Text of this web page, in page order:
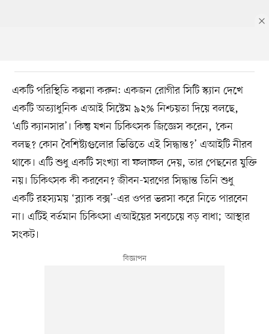
একটি পরিস্থিতি কল্পনা করুন: একজন রোগীর সিটি স্ক্যান দেখে
একটি অত্যাধুনিক এআই সিস্টেম ৯২% নিশ্চয়তা দিয়ে বলছে,
‘এটি ক্যানসার’। কিন্তু যখন চিকিৎসক জিজ্ঞেস করেন, ‘কেন
বলছ? কোন বৈশিষ্ট্যগুলোর ভিত্তিতে এই সিদ্ধান্ত?’ এআইটি নীরব
থাকে। এটি শুধু একটি সংখ্যা বা ফলাফল দেয়, তার পেছনের যুক্তি
নয়। চিকিৎসক কী করবেন? জীবন-মরণের সিদ্ধান্ত তিনি শুধু
একটি রহস্যময় ‘ব্ল্যাক বক্স’-এর ওপর ভরসা করে নিতে পারবেন
না। এটিই বর্তমান চিকিৎসা এআইয়ের সবচেয়ে বড় বাধা; আস্থার
সংকট।